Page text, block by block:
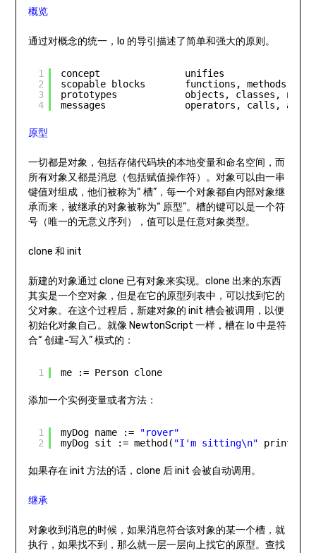
概览
通过对概念的统一，Io 的导引描述了简单和强大的原则。
1
2
3
4
concept               unifies
scopable blocks       functions, methods,
prototypes            objects, classes,
messages              operators, calls,
原型
一切都是对象，包括存储代码块的本地变量和命名空间，而
所有对象又都是消息（包括赋值操作符）。对象可以由一串
键值对组成，他们被称为“ 槽”，每一个对象都自内部对象继
承而来，被继承的对象被称为“ 原型”。槽的键可以是一个符
号（唯一的无意义序列），值可以是任意对象类型。
clone 和 init
新建的对象通过 clone 已有对象来实现。clone 出来的东西
其实是一个空对象，但是在它的原型列表中，可以找到它的
父对象。在这个过程后，新建对象的 init 槽会被调用，以便
初始化对象自己。就像 NewtonScript 一样，槽在 Io 中是符
合“ 创建-写入” 模式的：
1 me := Person clone
添加一个实例变量或者方法：
1
2
myDog name :=
"rover"
myDog sit := method( "I'm sitting\n" print)
如果存在 init 方法的话，clone 后 init 会被自动调用。
继承
对象收到消息的时候，如果消息符合该对象的某一个槽，就
执行，如果找不到，那么就一层一层向上找它的原型。查找